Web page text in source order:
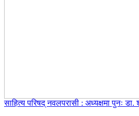
साहित्य परिषद् नवलपरासी : अध्यक्षमा पुनः डा.